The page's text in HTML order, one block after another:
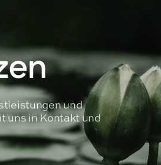
und
uns in Kontakt und